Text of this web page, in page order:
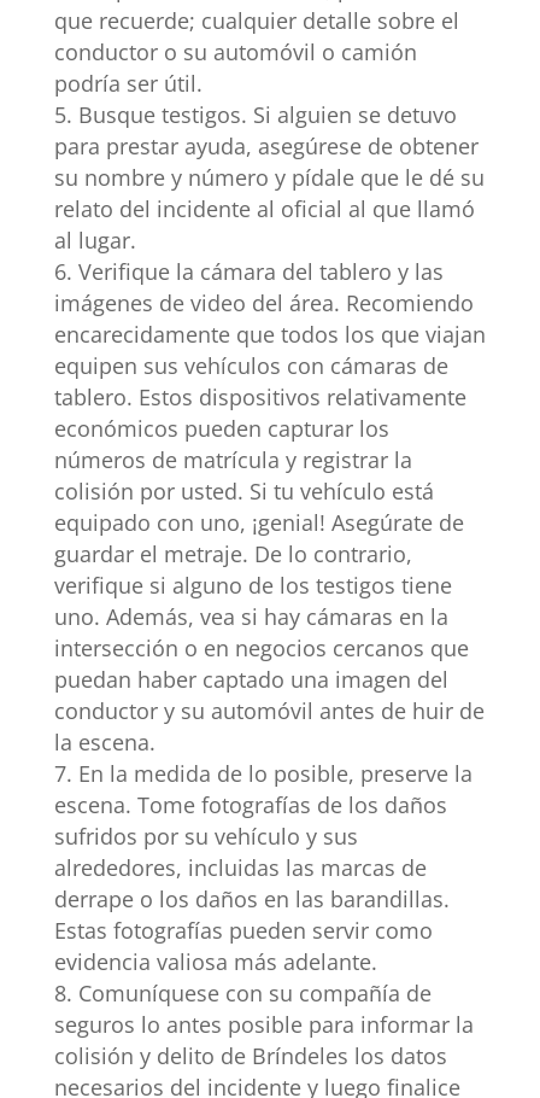
que recuerde; cualquier detalle sobre el
conductor o su automóvil o camión
podría ser útil.
Busque testigos. Si alguien se detuvo
para prestar ayuda, asegúrese de obtener
su nombre y número y pídale que le dé su
relato del incidente al oficial al que llamó
al lugar.
Verifique la cámara del tablero y las
imágenes de video del área. Recomiendo
encarecidamente que todos los que viajan
equipen sus vehículos con cámaras de
tablero. Estos dispositivos relativamente
económicos pueden capturar los
números de matrícula y registrar la
colisión por usted. Si tu vehículo está
equipado con uno, ¡genial! Asegúrate de
guardar el metraje. De lo contrario,
verifique si alguno de los testigos tiene
uno. Además, vea si hay cámaras en la
intersección o en negocios cercanos que
puedan haber captado una imagen del
conductor y su automóvil antes de huir de
la escena.
En la medida de lo posible, preserve la
escena. Tome fotografías de los daños
sufridos por su vehículo y sus
alrededores, incluidas las marcas de
derrape o los daños en las barandillas.
Estas fotografías pueden servir como
evidencia valiosa más adelante.
Comuníquese con su compañía de
seguros lo antes posible para informar la
colisión y delito de Bríndeles los datos
necesarios del incidente y luego finalice